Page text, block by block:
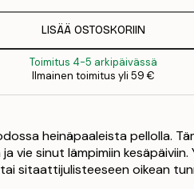
LISÄÄ OSTOSKORIIN
Toimitus 4-5 arkipäivässä
Ilmainen toimitus yli 59 €
heinäpaaleista pellolla.
vie sinut lämpimiin
sitaattijulisteeseen oikean